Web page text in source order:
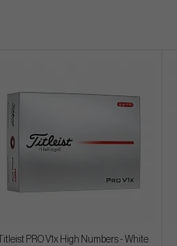
Titleist PRO V1x High Numbers - White